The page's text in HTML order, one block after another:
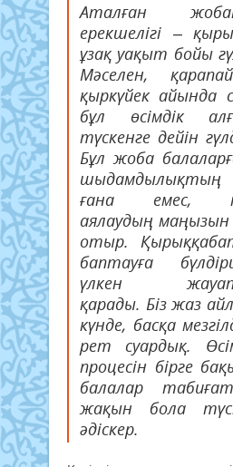
Аталған
ерекшелігі –
ұзақ уақыт бойы
Мәселен,
қыркүйек айында
бұл өсімдік
түскенге дейін
Бұл жоба
шыдамдылықтың
ғана емес,
аялаудың маңызын
отыр.
баптауға
үлкен
қарады. Біз жаз
күнде, басқа
рет суардық.
процесін бірге
балалар
жақын бола
әдіскер.